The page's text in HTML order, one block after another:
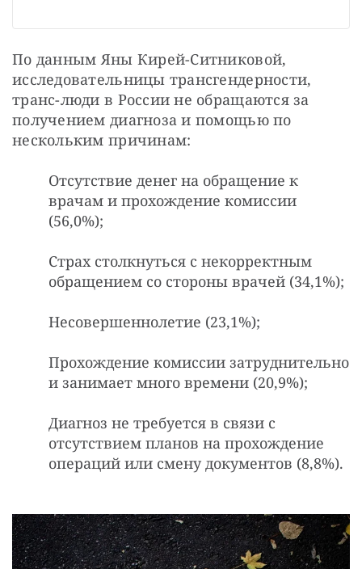
По данным Яны Кирей-Ситниковой,
исследовательницы трансгендерности,
транс-люди в России не обращаются за
получением диагноза и помощью по
нескольким причинам:
Отсутствие денег на обращение к
врачам и прохождение комиссии
(56,0%);
Страх столкнуться с некорректным
обращением со стороны врачей (34,1%);
Несовершеннолетие (23,1%);
Прохождение комиссии затруднительно
и занимает много времени (20,9%);
Диагноз не требуется в связи с
отсутствием планов на прохождение
операций или смену документов (8,8%).